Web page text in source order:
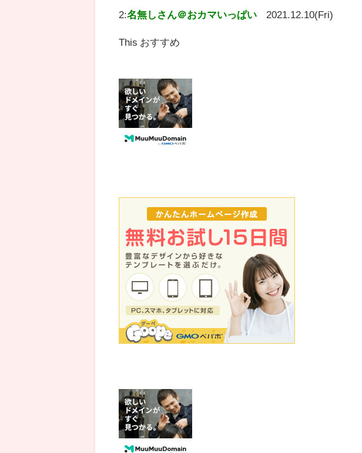
2:名無しさん＠おカマいっぱい 2021.12.10(Fri)
This おすすめ